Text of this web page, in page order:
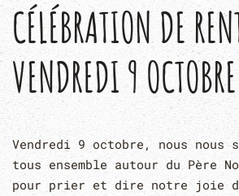
CÉLÉBRATION DE
VENDREDI 9 OCTOBRE
Vendredi 9 octobre, nous nous
tous ensemble autour du Père
pour prier et dire notre joie